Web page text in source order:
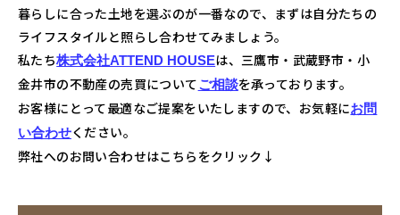
暮らしに合った土地を選ぶのが一番なので、まずは自分たちの
ライフスタイルと照らし合わせてみましょう。
私たち株式会社ATTEND HOUSEは、三鷹市・武蔵野市・小
金井市の不動産の売買についてご相談を承っております。
お客様にとって最適なご提案をいたしますので、お気軽にお問
い合わせください。
弊社へのお問い合わせはこちらをクリック↓